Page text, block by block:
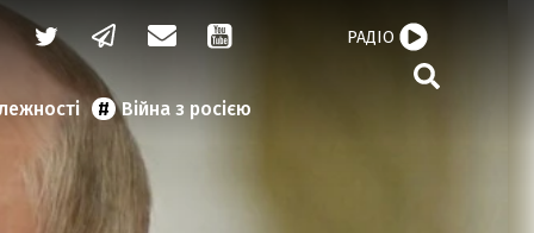
Війна з росією
РАДІО